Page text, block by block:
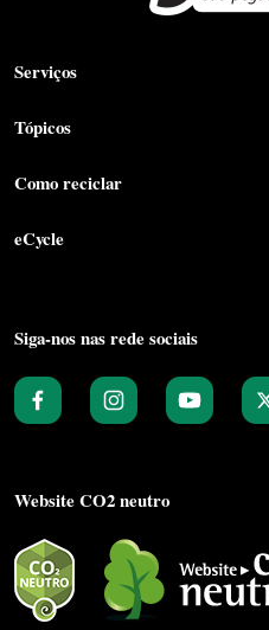
Serviços
Tópicos
Como reciclar
eCycle
Siga-nos nas rede sociais
Website CO2 neutro